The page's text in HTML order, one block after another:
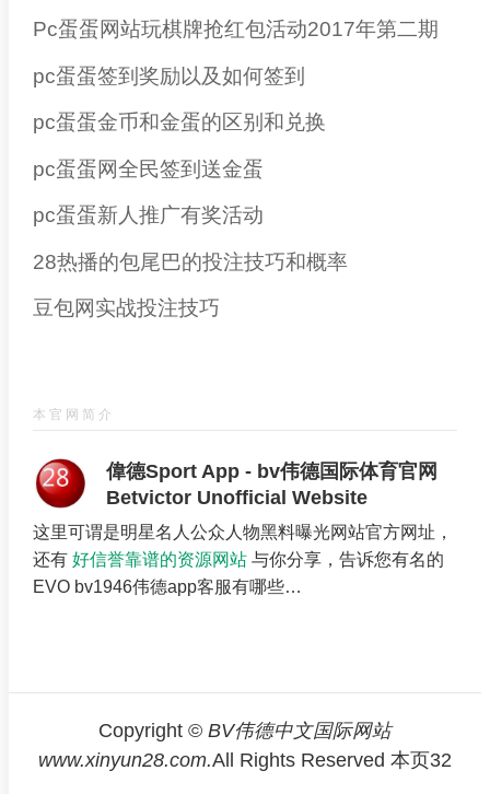
Pc蛋蛋网站玩棋牌抢红包活动2017年第二期
pc蛋蛋签到奖励以及如何签到
pc蛋蛋金币和金蛋的区别和兑换
pc蛋蛋网全民签到送金蛋
pc蛋蛋新人推广有奖活动
28热播的包尾巴的投注技巧和概率
豆包网实战投注技巧
本官网简介
偉德Sport App - bv伟德国际体育官网
Betvictor Unofficial Website
这里可谓是明星名人公众人物黑料曝光网站官方网址，
还有 好信誉靠谱的资源网站与你分享，告诉您有名的
EVO bv1946伟德app客服有哪些…
Copyright © BV伟德中文国际网站
www.xinyun28.com.All Rights Reserved 本页32